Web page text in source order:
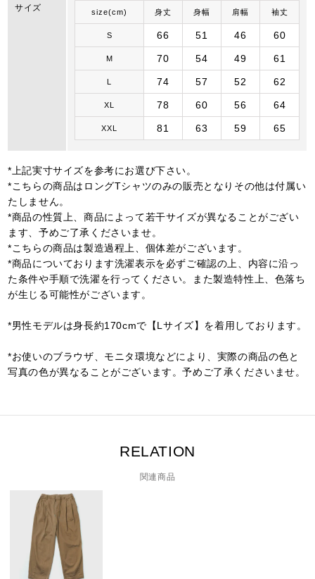
サイズ size(cm) 身丈 身幅 肩幅 袖丈
S 66 51 46 60
M 70 54 49 61
74 57 52 62
XL 78 60 56 64
XXL 81 63 59 65
*上記実寸サイズを参考にお選び下さい。
*こちらの商品はロングTシャツのみの販売となりその他は付属い
たしません。
*商品の性質上、商品によって若干サイズが異なることがござい
ます、予めご了承くださいませ。
*こちらの商品は製造過程上、個体差がございます。
*商品についております洗濯表示を必ずご確認の上、内容に沿っ
た条件や手順で洗濯を行ってください。また製造特性上、色落ち
が生じる可能性がございます。
*男性モデルは身長約170cmで【Lサイズ】を着用しております。
*お使いのブラウザ、モニタ環境などにより、実際の商品の色と
写真の色が異なることがございます。予めご了承くださいませ。
RELATION
関連商品